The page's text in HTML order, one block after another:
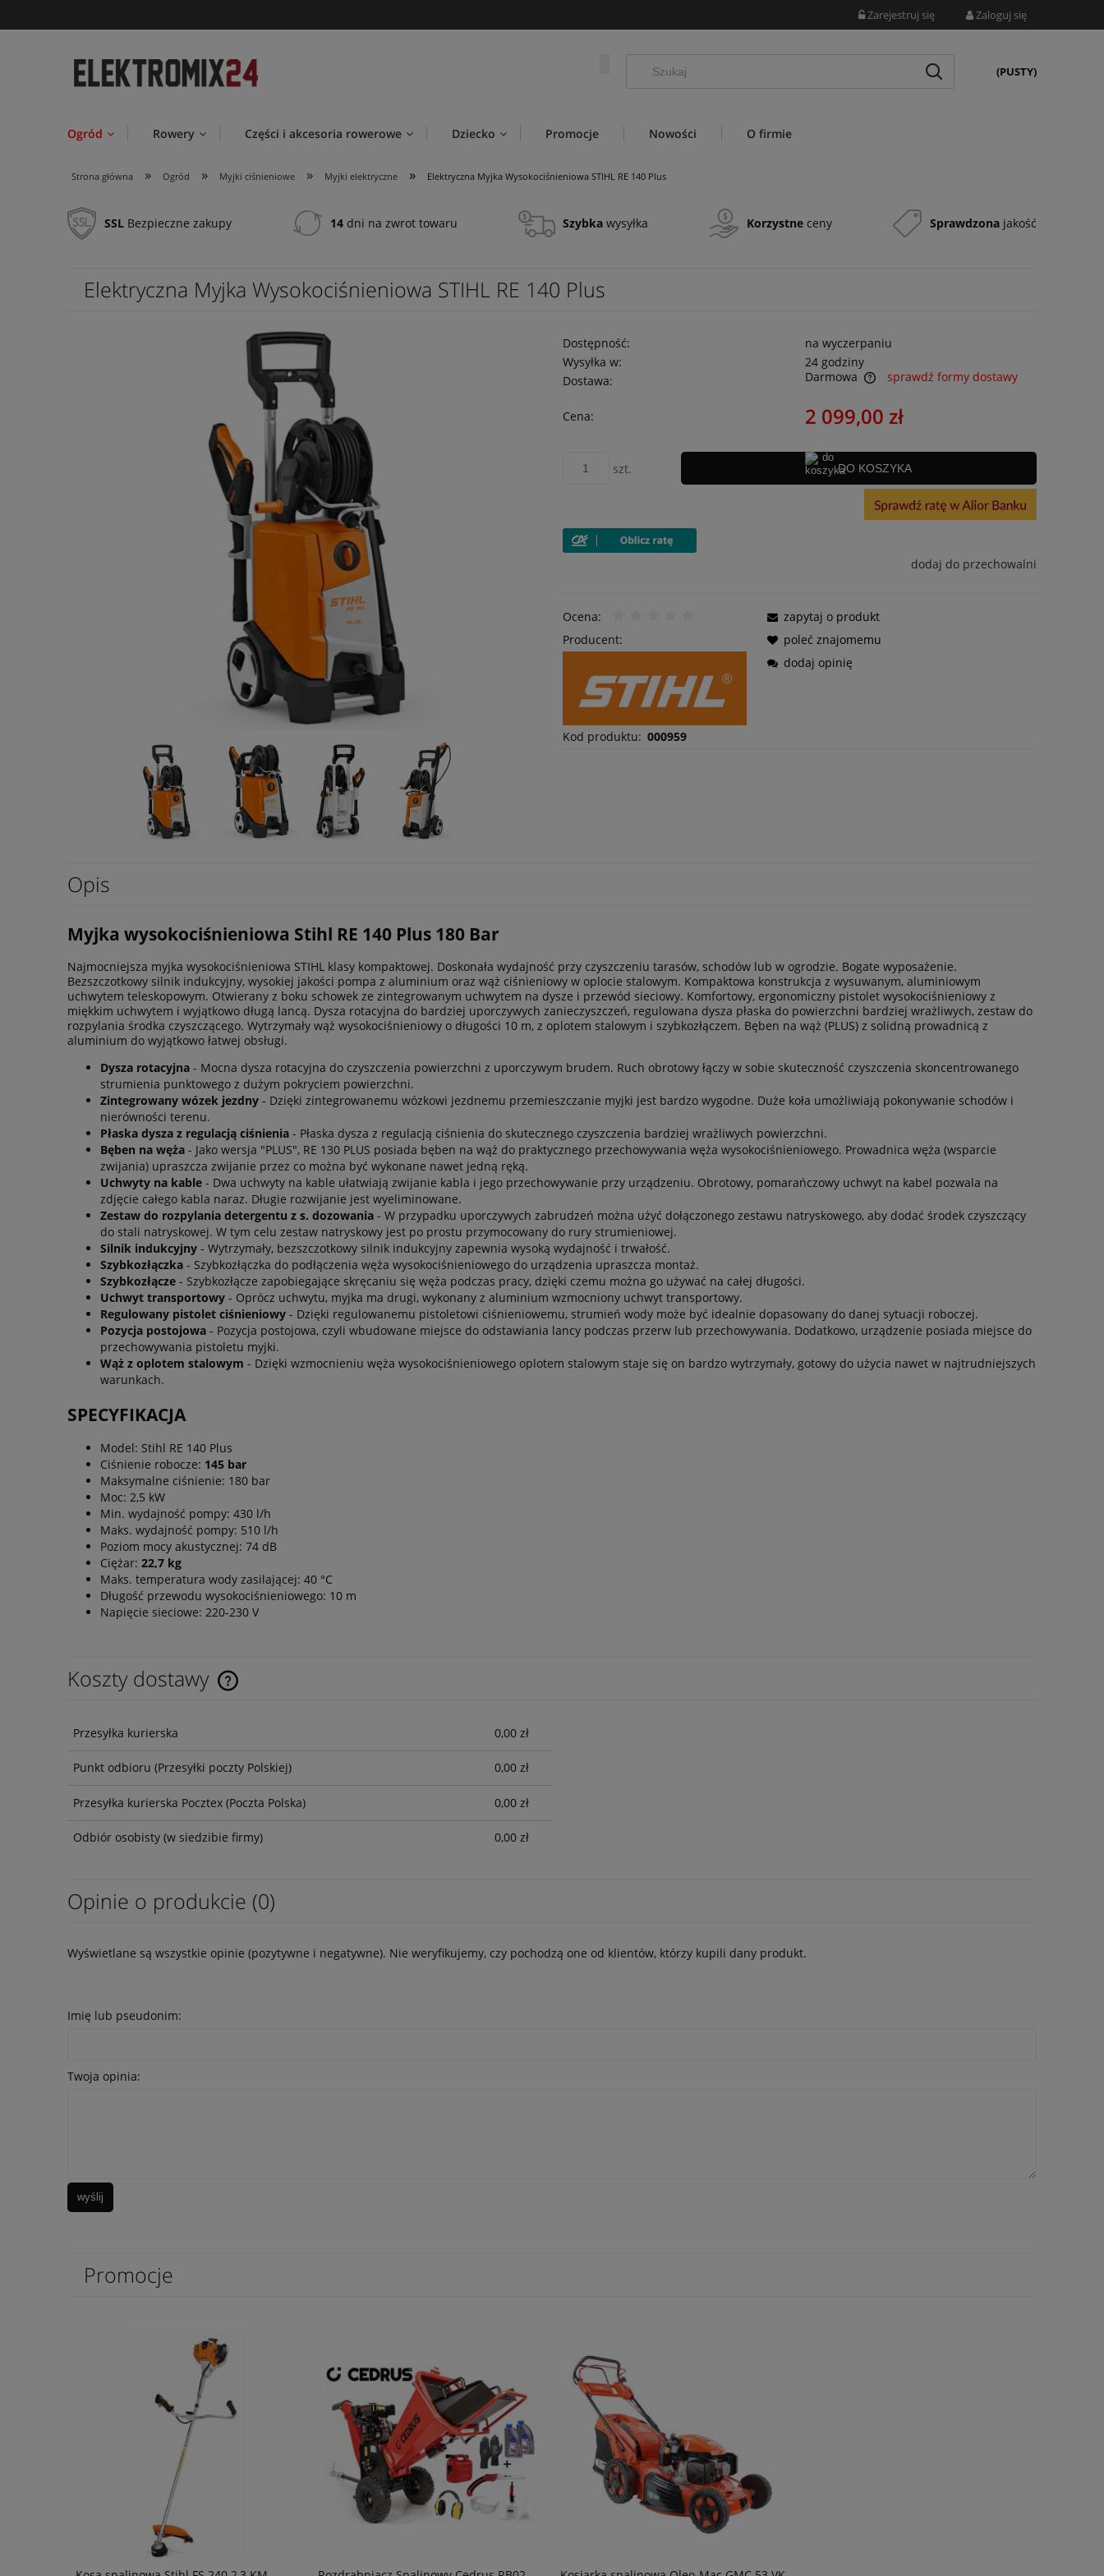
Zarejestruj się Zaloguj się
(PUSTY)
Ogród Rowery Części i akcesoria rowerowe Dziecko Promocje Nowości O firmie
Strona główna » Ogród » Myjki ciśnieniowe » Myjki elektryczne » Elektryczna Myjka Wysokociśnieniowa STIHL RE 140 Plus
SSL Bezpieczne zakupy 14dni na zwrot towaru Szybka wysyłka Korzystneceny Sprawdzona jakość
Elektryczna Myjka Wysokociśnieniowa STIHL RE 140 Plus
Dostępność:
na wyczerpaniu
Wysyłka w:
24 godziny
Dostawa:
Darmowa sprawdź formy dostawy
Cena: 2 099,00 zł
szt. DO KOSZYKA
dodaj do przechowalni
Ocena:
Producent:
Kod produktu: 000959
zapytaj o produkt
poleć znajomemu
dodaj opinię
Opis
Myjka wysokociśnieniowa Stihl RE 140 Plus 180 Bar
Najmocniejsza myjka wysokociśnieniowa STIHL klasy kompaktowej. Doskonała wydajność przy czyszczeniu tarasów, schodów lub w ogrodzie. Bogate wyposażenie.
Bezszczotkowy silnik indukcyjny, wysokiej jakości pompa z aluminium oraz wąż ciśnieniowy w oplocie stalowym. Kompaktowa konstrukcja z wysuwanym, aluminiowym
uchwytem teleskopowym. Otwierany z boku schowek ze zintegrowanym uchwytem na dysze i przewód sieciowy. Komfortowy, ergonomiczny pistolet wysokociśnieniowy z
miękkim uchwytem i wyjątkowo długą lancą. Dysza rotacyjna do bardziej uporczywych zanieczyszczeń, regulowana dysza płaska do powierzchni bardziej wrażliwych, zestaw do
rozpylania środka czyszczącego. Wytrzymały wąż wysokociśnieniowy o długości 10 m, z oplotem stalowym i szybkozłączem. Bęben na wąż (PLUS) z solidną prowadnicą z
aluminium do wyjątkowo łatwej obsługi.
Dysza rotacyjna - Mocna dysza rotacyjna do czyszczenia powierzchni z uporczywym brudem. Ruch obrotowy łączy w sobie skuteczność czyszczenia skoncentrowanego
strumienia punktowego z dużym pokryciem powierzchni.
Zintegrowany wózek jezdny - Dzięki zintegrowanemu wózkowi jezdnemu przemieszczanie myjki jest bardzo wygodne. Duże koła umożliwiają pokonywanie schodów i
nierówności terenu.
Płaska dysza z regulacją ciśnienia - Płaska dysza z regulacją ciśnienia do skutecznego czyszczenia bardziej wrażliwych powierzchni.
Bęben na węża - Jako wersja "PLUS", RE 130 PLUS posiada bęben na wąż do praktycznego przechowywania węża wysokociśnieniowego. Prowadnica węża (wsparcie
zwijania) upraszcza zwijanie przez co można być wykonane nawet jedną ręką.
Uchwyty na kable - Dwa uchwyty na kable ułatwiają zwijanie kabla i jego przechowywanie przy urządzeniu. Obrotowy, pomarańczowy uchwyt na kabel pozwala na
zdjęcie całego kabla naraz. Długie rozwijanie jest wyeliminowane.
Zestaw do rozpylania detergentu z s. dozowania - W przypadku uporczywych zabrudzeń można użyć dołączonego zestawu natryskowego, aby dodać środek czyszczący
do stali natryskowej. W tym celu zestaw natryskowy jest po prostu przymocowany do rury strumieniowej.
Silnik indukcyjny - Wytrzymały, bezszczotkowy silnik indukcyjny zapewnia wysoką wydajność i trwałość.
Szybkozłączka - Szybkozłączka do podłączenia węża wysokociśnieniowego do urządzenia upraszcza montaż.
Szybkozłącze - Szybkozłącze zapobiegające skręcaniu się węża podczas pracy, dzięki czemu można go używać na całej długości.
Uchwyt transportowy - Oprócz uchwytu, myjka ma drugi, wykonany z aluminium wzmocniony uchwyt transportowy.
Regulowany pistolet ciśnieniowy - Dzięki regulowanemu pistoletowi ciśnieniowemu, strumień wody może być idealnie dopasowany do danej sytuacji roboczej.
Pozycja postojowa - Pozycja postojowa, czyli wbudowane miejsce do odstawiania lancy podczas przerw lub przechowywania. Dodatkowo, urządzenie posiada miejsce do
przechowywania pistoletu myjki.
Wąż z oplotem stalowym - Dzięki wzmocnieniu węża wysokociśnieniowego oplotem stalowym staje się on bardzo wytrzymały, gotowy do użycia nawet w najtrudniejszych
warunkach.
SPECYFIKACJA
Model: Stihl RE 140 Plus
Ciśnienie robocze: 145 bar
Maksymalne ciśnienie: 180 bar
Moc: 2,5 kW
Min. wydajność pompy: 430 l/h
Maks. wydajność pompy: 510 l/h
Poziom mocy akustycznej: 74 dB
Ciężar: 22,7 kg
Maks. temperatura wody zasilającej: 40 °C
Długość przewodu wysokociśnieniowego: 10 m
Napięcie sieciowe: 220-230 V
Koszty dostawy
Przesyłka kurierska 0,00 zł
Punkt odbioru (Przesyłki poczty Polskiej) 0,00 zł
Przesyłka kurierska Pocztex (Poczta Polska) 0,00 zł
Odbiór osobisty (w siedzibie firmy) 0,00 zł
Opinie o produkcie (0)
Wyświetlane są wszystkie opinie (pozytywne i negatywne). Nie weryfikujemy, czy pochodzą one od klientów, którzy kupili dany produkt.
Imię lub pseudonim:
Twoja opinia:
wyślij
Promocje